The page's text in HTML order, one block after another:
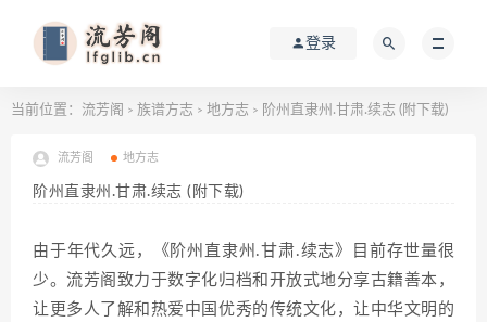
登录
当前位置： 流芳阁 > 族谱方志 > 地方志 > 阶州直隶州.甘肃.续志 (附下载)
流芳阁 地方志
阶州直隶州.甘肃.续志 (附下载)
由于年代久远，《阶州直隶州.甘肃.续志》目前存世量很
少。流芳阁致力于数字化归档和开放式地分享古籍善本，
让更多人了解和热爱中国优秀的传统文化，让中华文明的